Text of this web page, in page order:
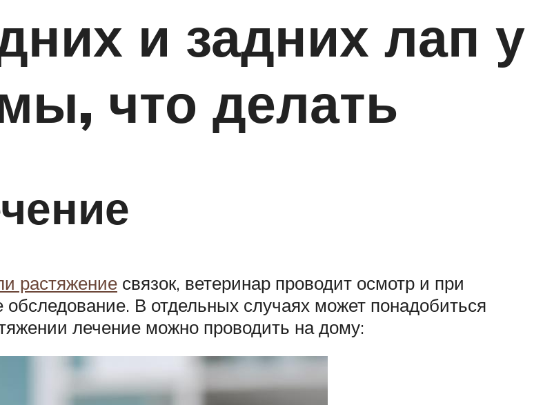
и задних лап у
что делать
растяжение связок, ветеринар проводит осмотр и при
обследование. В отдельных случаях может понадобиться
лечение можно проводить на дому: